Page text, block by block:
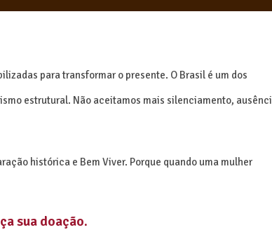
para transformar o presente. O Brasil é um dos
estrutural. Não aceitamos mais silenciamento,
histórica e Bem Viver. Porque quando uma mulher
sua doação.